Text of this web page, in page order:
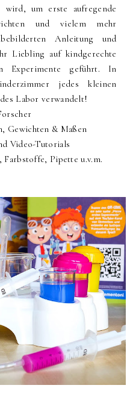
um erste aufregende
und vielem mehr
Anleitung und
Liebling auf kindgerechte
Experimente geführt. In
jedes kleinen
Labor verwandelt!
Gewichten & Maßen
Video-Tutorials
Farbstoffe, Pipette u.v.m.